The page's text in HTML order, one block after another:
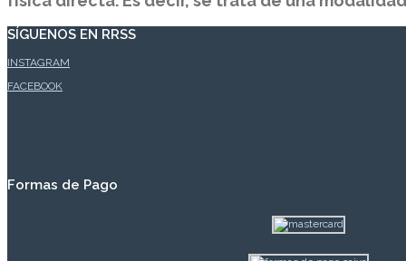
SÍGUENOS EN RRSS
INSTAGRAM
FACEBOOK
Formas de Pago